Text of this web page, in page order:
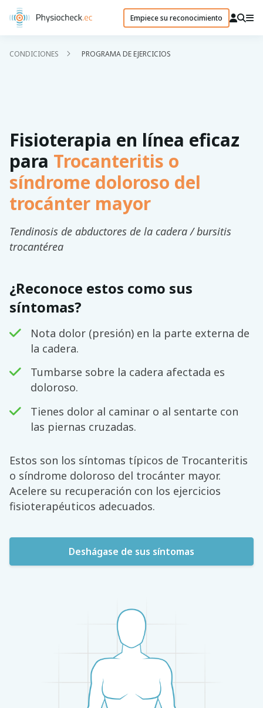
Empiece su reconocimiento
CONDICIONES PROGRAMA DE EJERCICIOS
Fisioterapia en línea eficaz
para Trocanteritis o
síndrome doloroso del
trocánter mayor
Tendinosis de abductores de la cadera / bursitis
trocantérea
¿Reconoce estos como sus
síntomas?
Nota dolor (presión) en la parte externa de
la cadera.
Tumbarse sobre la cadera afectada es
doloroso.
Tienes dolor al caminar o al sentarte con
las piernas cruzadas.
Estos son los síntomas típicos de Trocanteritis
o síndrome doloroso del trocánter mayor.
Acelere su recuperación con los ejercicios
fisioterapéuticos adecuados.
Deshágase de sus síntomas